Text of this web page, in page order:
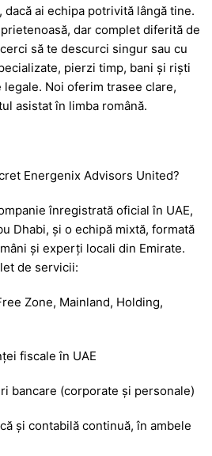
dacă ai echipa potrivită lângă tine.
dar complet diferită de
să te descurci singur sau cu
pierzi timp, bani și riști
Noi oferim trasee clare,
asistat în limba română.
Energenix Advisors United?
înregistrată oficial în UAE,
Dhabi, și o echipă mixtă, formată
și experți locali din Emirate.
de servicii:
Zone, Mainland, Holding,
fiscale în UAE
bancare (corporate și personale)
și contabilă continuă, în ambele